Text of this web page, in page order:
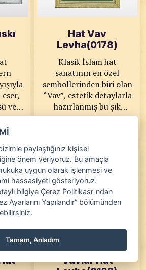
ve
sunar.
ESER
Hat Vav
Levha(0178)
Klasik İslam hat
sanatının en özel
sembollerinden biri olan
“Vav”, estetik detaylarla
hazırlanmış bu şık
tabloda hayat buluyor.
zeminiyle dikkat çeken
eser; huzuru, tevazuyu ve
manevi derinliği yaşam
alanlarınıza taşıyor. KOD:
0178 SANATKÂR: Ahmet
Zeki YAVAŞ ÖLÇÜLER:
ÖZELLİKLERİ: 24 Karat
Altın, El Yapımı Kâğıt
Vavlar Hat
paylaştığınız kişisel
önem veriyoruz. Bu amaçla
uygun olarak işlenmesi ve
hassasiyeti gösteriyoruz.
bilgiye Çerez Politikası’ ndan
Ayarlarını Yapılandır” bölümünden
Tamam, Anladım